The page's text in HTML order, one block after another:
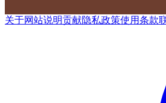
关于网站说明贡献隐私政策使用条款